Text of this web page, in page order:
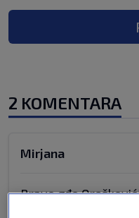
2 KOMENTARA
Mirjana
Bravo gđo